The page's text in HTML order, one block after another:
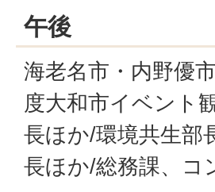
午後
海老名市・内野優
度大和市イベント
長ほか/環境共生部
長ほか/総務課、コ